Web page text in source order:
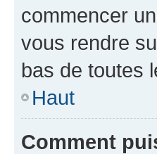
commencer
vous rendre
bas de toutes
Haut
Comment